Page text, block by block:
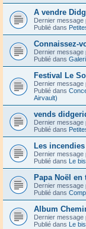
A vendre
Dernier message
Publié dans
Connaissez-
Dernier message
Publié dans
Festival Le
Dernier message
Publié dans
Airvault)
vends
Dernier message
Publié dans
Les
Dernier message
Publié dans Le
Papa Noël en
Dernier message
Publié dans
Album
Dernier message
Publié dans Le